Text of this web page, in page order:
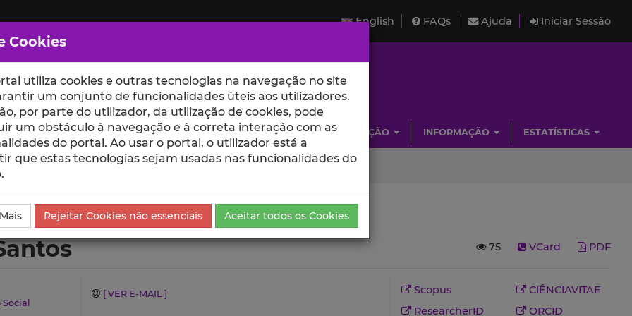
English FAQs Ajuda Iniciar Sessão
ESCOLAS UNIDADES INVESTIGAÇÃO INFORMAÇÃO ESTATÍSTICAS
75 VCard PDF
[ VER E-MAIL ] Scopus
CIÊNCIAVITAE
ResearcherID
ORCID
Cookies
utiliza cookies e outras tecnologias na navegação no site
um conjunto de funcionalidades úteis aos utilizadores.
por parte do utilizador, da utilização de cookies, pode
um obstáculo à navegação e à correta interação com as
do portal. Ao usar o portal, o utilizador está a
que estas tecnologias sejam usadas nas funcionalidades do
Rejeitar Cookies não essenciais Aceitar todos os Cookies